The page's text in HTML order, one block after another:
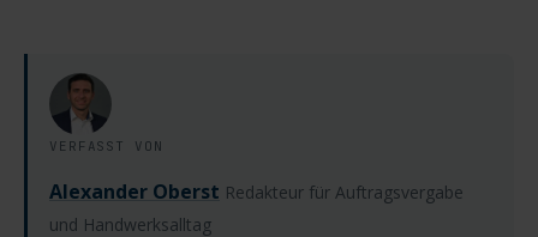
VERFASST VON
Alexander Oberst Redakteur für Auftragsvergabe
und Handwerksalltag